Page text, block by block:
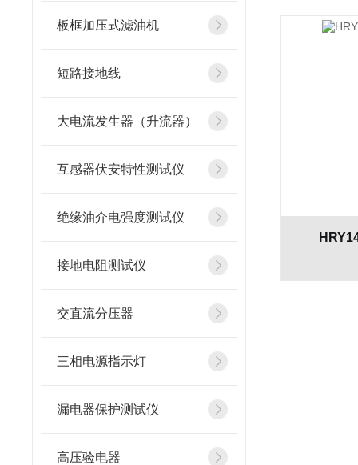
板框加压式滤油机
短路接地线
大电流发生器（升流器）
互感器伏安特性测试仪
绝缘油介电强度测试仪
接地电阻测试仪
交直流分压器
三相电源指示灯
漏电器保护测试仪
高压验电器